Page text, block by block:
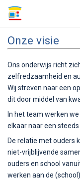
Home
Onze visie
Ons onderwijs richt
zelfredzaamheid en
Wij streven naar een
dit door middel van
In het team werken
elkaar naar een
De relatie met ouders
niet-vrijblijvende
ouders en school
werken aan de